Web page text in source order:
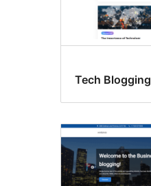
Tech Blogging